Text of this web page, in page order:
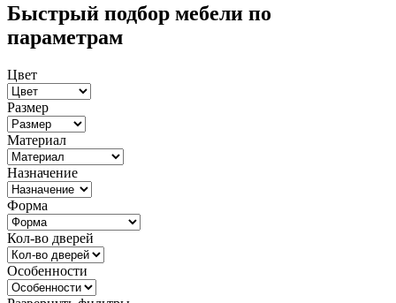
Быстрый подбор мебели по
параметрам
Цвет
Размер
Материал
Назначение
Форма
Кол-во дверей
Особенности